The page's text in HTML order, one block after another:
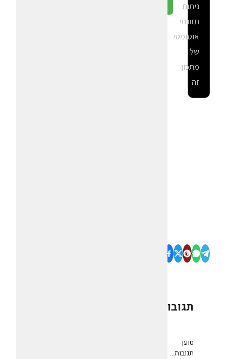
ניתוח
תזונתי
אוטומטי
של
מתכון
זה
תגובות
טוען
תגובות...